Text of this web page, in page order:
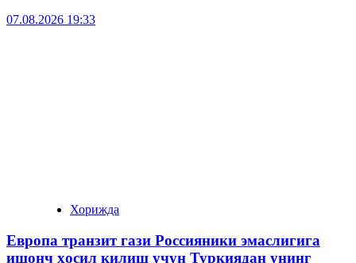
07.08.2026 19:33
Хорижда
Европа транзит гази Россияники эмаслигига
ишонч ҳосил қилиш учун Туркиядан унинг